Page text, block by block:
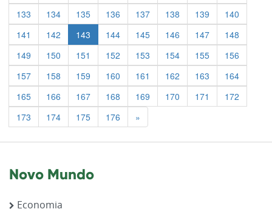
133
134 135 136 137 138 139
140
141
142 143 144 145 146 147
148
149
150 151 152 153 154 155
156
157
158 159 160 161 162 163
164
165
166 167 168 169 170 171
172
173
174 175 176 »
Novo Mundo
Economia